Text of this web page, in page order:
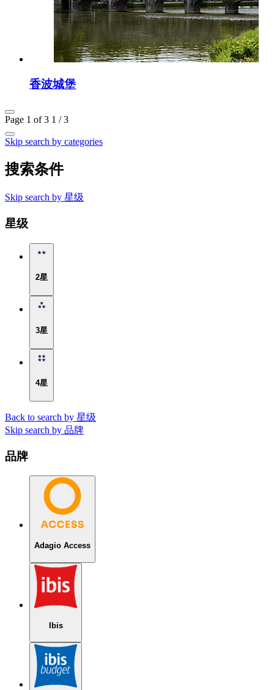
香波城堡
Page 1 of 3 1 / 3
Skip search by categories
搜索条件
Skip search by 星级
星级
2星
3星
4星
Back to search by 星级
Skip search by 品牌
品牌
Adagio Access
Ibis